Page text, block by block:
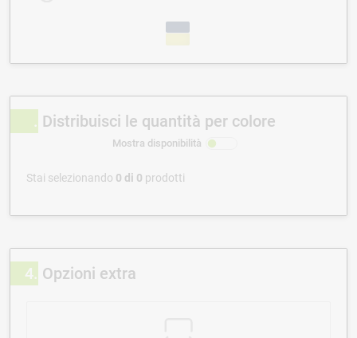
Distribuisci le quantità per colore
Mostra disponibilità
Stai selezionando 0 di 0 prodotti
4 Opzioni extra